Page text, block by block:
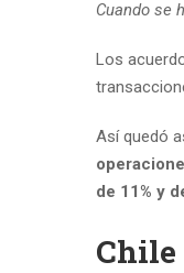
Cuando se
Los
Así quedó
de 11% y
Chile